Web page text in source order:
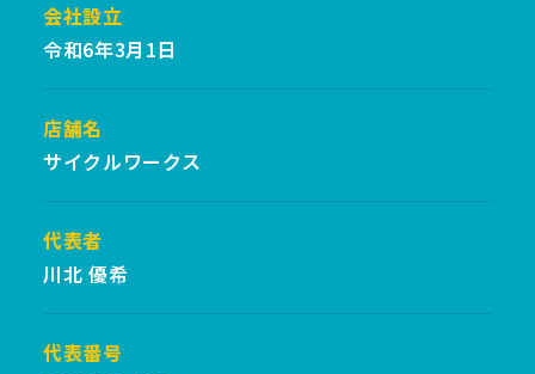
会社設立
令和6年3月1日
店舗名
サイクルワークス
代表者
川北 優希
代表番号